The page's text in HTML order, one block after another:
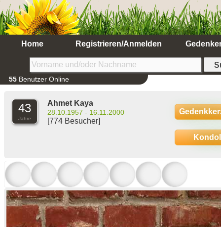
Home Registrieren/Anmelden
55 Benutzer Online
43
Jahre
Ahmet Kaya
28.10.1957 - 16.11.2000
[774 Besucher]